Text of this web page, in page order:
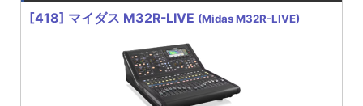
[418] マイダス M32R-LIVE (Midas M32R-LIVE)